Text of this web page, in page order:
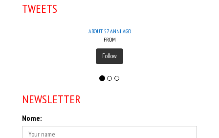
TWEETS
ABOUT 57 ANNI AGO
FROM
Follow
NEWSLETTER
Nome: